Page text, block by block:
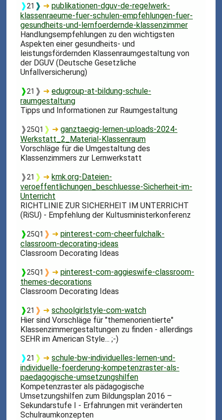
❱21 ❱ ➜publikationen-dguv-de-regelwerk-
klassenraeume-fuer-schulen-empfehlungen-fuer-
gesundheits-und-lernfoerdernde-klassenzimmer
Handlungsempfehlungen zu den wichtigsten
Aspekten einer gesundheits- und
leistungsfördernden Klassenraumgestaltung von
der DGUV (Deutsche Gesetzliche
Unfallversicherung)
❱21 ❱ ➜edugroup-at-bildung-schule-
raumgestaltung
Tipps und Informationen zur Raumgestaltung
❱25Q1 ❱ ➜ganztaegig-lernen-uploads-2024-
Werkstatt_2_Material-Klassenraum
Vorschläge für die Umgestaltung des
Klassenzimmers zur Lernwerkstatt
❱21 ❱ ➜kmk.org-Dateien-
veroeffentlichungen_beschluesse-Sicherheit-im-
Unterricht
RICHTLINIE ZUR SICHERHEIT IM UNTERRICHT
(RiSU) - Empfehlung der Kultusministerkonferenz
❱25Q1 ❱ ➜pinterest-com-cheerfulchalk-
classroom-decorating-ideas
Classroom Decorating Ideas
❱25Q1 ❱ ➜pinterest-com-aggieswife-classroom-
themes-decorations
Classroom Decorating Ideas
❱21 ❱ ➜schoolgirlstyle-com-watch
Hier sind Vorschläge für "themenorientierte"
Klassenzimmergestaltungen zu finden - allerdings
SEHR im American Style... ;-)
❱21 ❱ ➜schule-bw-individuelles-lernen-und-
individuelle-foerderung-kompetenzraster-als-
paedagogische-umsetzungshilfen
Kompetenzraster als pädagogische
Umsetzungshilfen zum Bildungsplan 2016 –
Sekundarstufe I - Erfahrungen mit veränderten
Schulraumkonzepten